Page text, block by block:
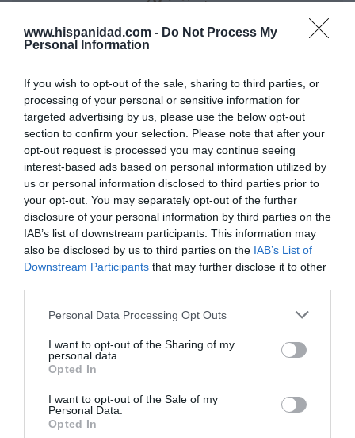
www.hispanidad.com - Do Not Process My
Personal Information
If you wish to opt-out of the sale, sharing to third parties, or
processing of your personal or sensitive information for
targeted advertising by us, please use the below opt-out
section to confirm your selection. Please note that after your
opt-out request is processed you may continue seeing
interest-based ads based on personal information utilized by
us or personal information disclosed to third parties prior to
your opt-out. You may separately opt-out of the further
disclosure of your personal information by third parties on the
IAB’s list of downstream participants. This information may
also be disclosed by us to third parties on the IAB’s List of
Downstream Participants that may further disclose it to other
Personal Data Processing Opt Outs
I want to opt-out of the Sharing of my
personal data.
Opted In
I want to opt-out of the Sale of my
Personal Data.
Opted In
Enormes minucias
Nokia, Ericsson... Huawei: lo que importan
son las patentes
Isabel Pantoja pierde dos pleitos
con Hacienda por 700.000
Eulogio López